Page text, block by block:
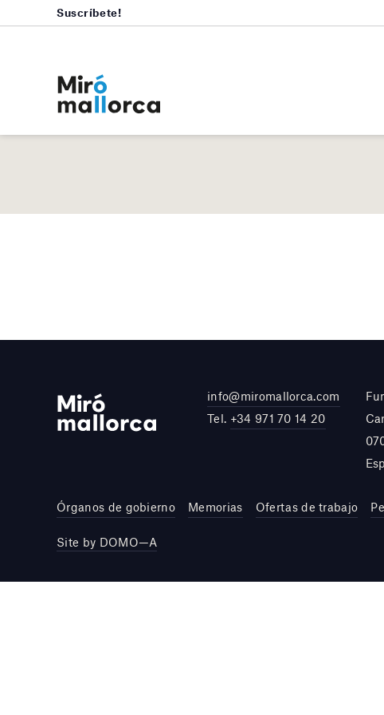
Suscríbete!
info@miromallorca.com
Tel. +34 971 70 14 20
Órganos de gobierno Memorias Ofertas de trabajo
Site by DOMO—A